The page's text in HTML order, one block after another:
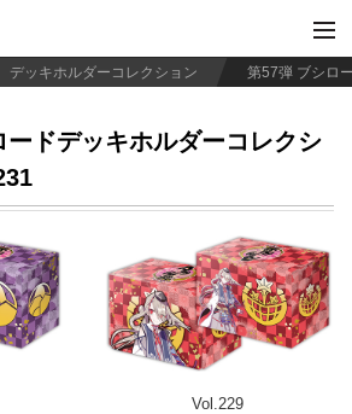
デッキホルダーコレクション
ードデッキホルダーコレクシ
Vol.229